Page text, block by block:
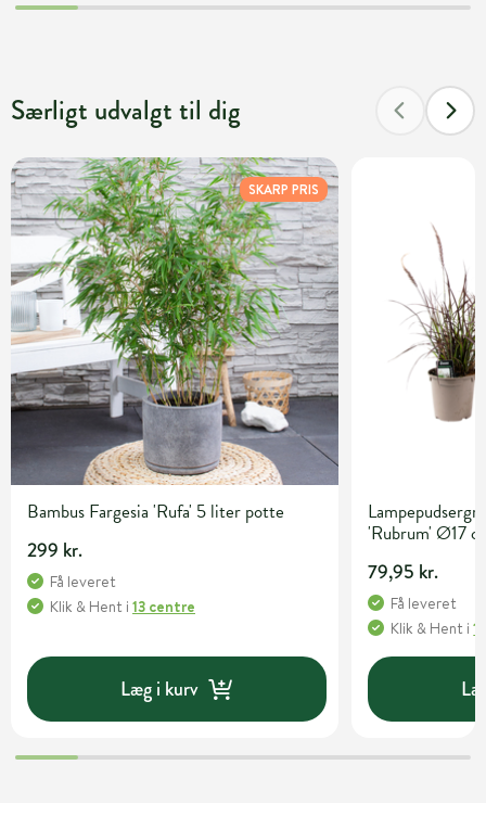
Særligt udvalgt til dig
SKARP PRIS
Bambus Fargesia 'Rufa' 5 liter potte
299 kr.
Få leveret
Klik & Hent i 13 centre
Læg i kurv
'Rubrum' Ø17
79,95 kr.
Få leveret
Klik & Hent i